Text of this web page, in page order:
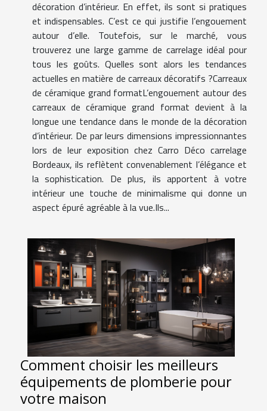
décoration d’intérieur. En effet, ils sont si pratiques
et indispensables. C’est ce qui justifie l’engouement
autour d’elle. Toutefois, sur le marché, vous
trouverez une large gamme de carrelage idéal pour
tous les goûts. Quelles sont alors les tendances
actuelles en matière de carreaux décoratifs ?Carreaux
de céramique grand formatL’engouement autour des
carreaux de céramique grand format devient à la
longue une tendance dans le monde de la décoration
d’intérieur. De par leurs dimensions impressionnantes
lors de leur exposition chez Carro Déco carrelage
Bordeaux, ils reflètent convenablement l’élégance et
la sophistication. De plus, ils apportent à votre
intérieur une touche de minimalisme qui donne un
aspect épuré agréable à la vue.Ils...
Comment choisir les meilleurs
équipements de plomberie pour
votre maison